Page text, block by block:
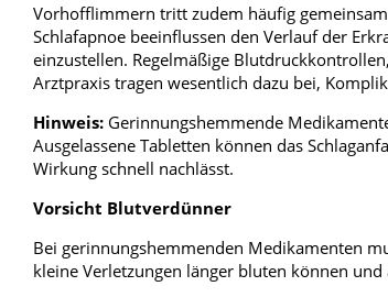
Vorhofflimmern tritt zudem häufig
Schlafapnoe beeinflussen den Verlauf der
einzustellen. Regelmäßige
Arztpraxis tragen wesentlich dazu bei,
Hinweis: Gerinnungshemmende
Ausgelassene Tabletten können das
Wirkung schnell nachlässt.
Vorsicht Blutverdünner
Bei gerinnungshemmenden Medikamenten
kleine Verletzungen länger bluten können